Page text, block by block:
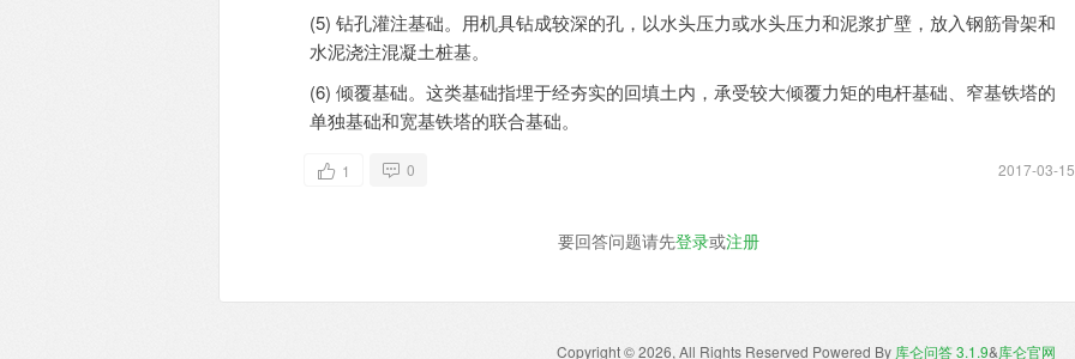
(5) 钻孔灌注基础。用机具钻成较深的孔，以水头压力或水头压力和泥浆扩壁，放入钢筋骨架和
水泥浇注混凝土桩基。
(6) 倾覆基础。这类基础指埋于经夯实的回填土内，承受较大倾覆力矩的电杆基础、窄基铁塔的
单独基础和宽基铁塔的联合基础。
2017-03-15
1 0
要回答问题请先登录或注册
Copyright © 2026, All Rights Reserved Powered By 库仑问答 3.1.9&库仑官网